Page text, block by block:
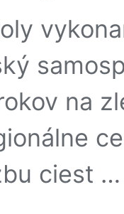
na
ciest